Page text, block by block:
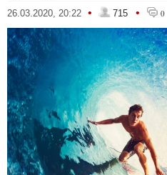
26.03.2020, 20:22 • 715 • 0